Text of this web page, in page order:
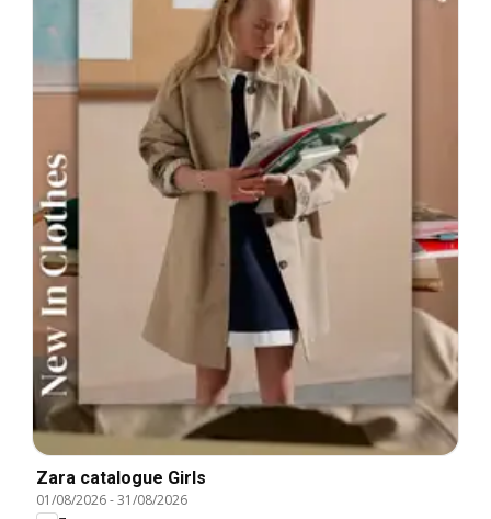
Zara catalogue Girls
01/08/2026-31/08/2026